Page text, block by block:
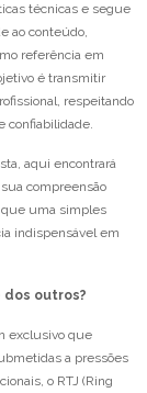
técnicas e segue
ao conteúdo,
referência em
é transmitir
respeitando
confiabilidade.
aqui encontrará
compreensão
uma simples
indispensável em
outros?
exclusivo que
a pressões
o RTJ (Ring